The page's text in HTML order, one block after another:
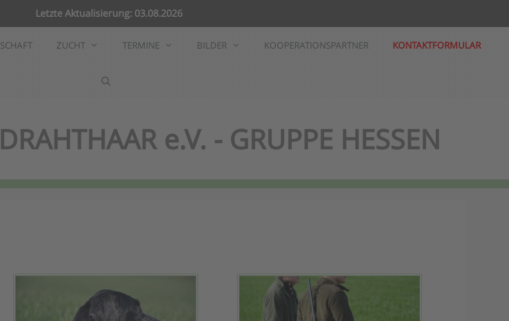
Letzte Aktualisierung: 03.08.2026
ZUCHT TERMINE BILDER KOOPERATIONSPARTNER KONTAKTFORMULAR
e.V. - GRUPPE HESSEN